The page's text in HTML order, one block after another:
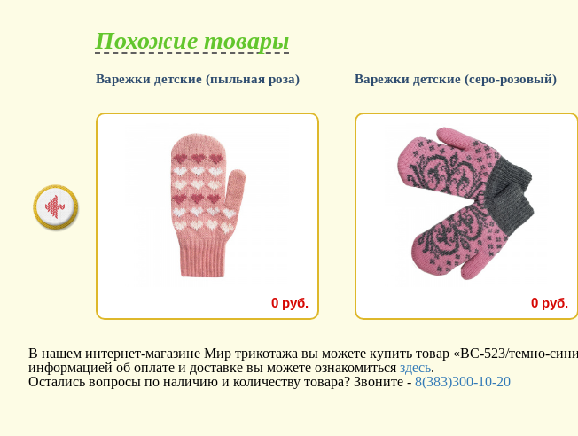
Похожие товары
Варежки детские (пыльная роза)
0 руб.
Варежки детские (серо-розовый)
0 руб.
В нашем интернет-магазине Мир трикотажа вы можете купить товар «BC-523/темно-
информацией об оплате и доставке вы можете ознакомиться здесь.
Остались вопросы по наличию и количеству товара? Звоните - 8(383)300-10-20